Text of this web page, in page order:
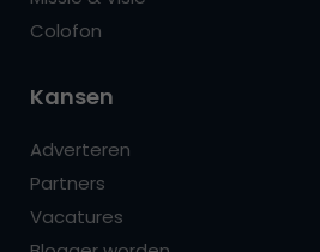
Colofon
Kansen
Adverteren
Partners
Vacatures